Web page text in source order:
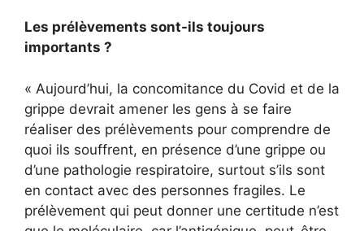
Les prélèvements sont-ils toujours
importants ?
« Aujourd’hui, la concomitance du Covid et de la
grippe devrait amener les gens à se faire
réaliser des prélèvements pour comprendre de
quoi ils souffrent, en présence d’une grippe ou
d’une pathologie respiratoire, surtout s’ils sont
en contact avec des personnes fragiles. Le
prélèvement qui peut donner une certitude n’est